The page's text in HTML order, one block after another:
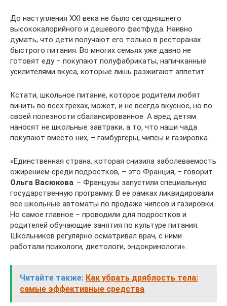
До наступления XXI века не было сегодняшнего
высококалорийного и дешевого фастфуда. Наивно
думать, что дети получают его только в ресторанах
быстрого питания. Во многих семьях уже давно не
готовят еду – покупают полуфабрикаты, напичканные
усилителями вкуса, которые лишь разжигают аппетит.
Кстати, школьное питание, которое родители любят
винить во всех грехах, может, и не всегда вкусное, но по
своей полезности сбалансированное. А вред детям
наносят не школьные завтраки, а то, что наши чада
покупают вместо них, – гамбургеры, чипсы и газировка.
«Единственная страна, которая снизила заболеваемость
ожирением среди подростков, – это Франция, – говорит
Ольга Васюкова. – Французы запустили специальную
государственную программу. В ее рамках ликвидировали
все школьные автоматы по продаже чипсов и газировки.
Но самое главное – проводили для подростков и
родителей обучающие занятия по культуре питания.
Школьников регулярно осматривал врач, с ними
работали психологи, диетологи, эндокринологи».
Читайте также: Как убрать дряблость тела:
самые эффективные средства